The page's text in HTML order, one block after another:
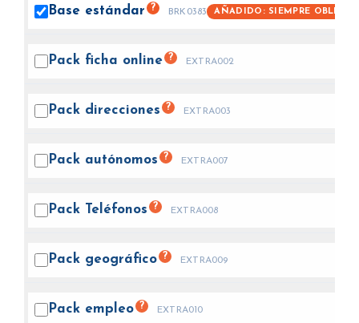
Base estándar ? BRK0383 AÑADIDO: SIEMPRE
Pack ficha online ? EXTRA002
Pack direcciones ? EXTRA003
Pack autónomos ? EXTRA007
Pack Teléfonos ? EXTRA008
Pack geográfico ? EXTRA009
Pack empleo ? EXTRA010